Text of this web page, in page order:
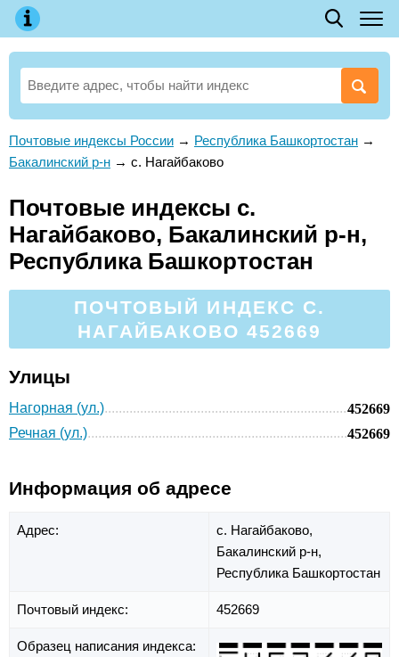
Почтовые индексы России → Республика Башкортостан →
Бакалинский р-н → с. Нагайбаково
Почтовые индексы с.
Нагайбаково, Бакалинский р-н,
Республика Башкортостан
ПОЧТОВЫЙ ИНДЕКС С.
НАГАЙБАКОВО 452669
Улицы
Нагорная (ул.)
452669
Речная (ул.)
452669
Информация об адресе
Адрес:
с. Нагайбаково,
Бакалинский р-н,
Республика Башкортостан
Почтовый индекс: 452669
Образец написания индекса: